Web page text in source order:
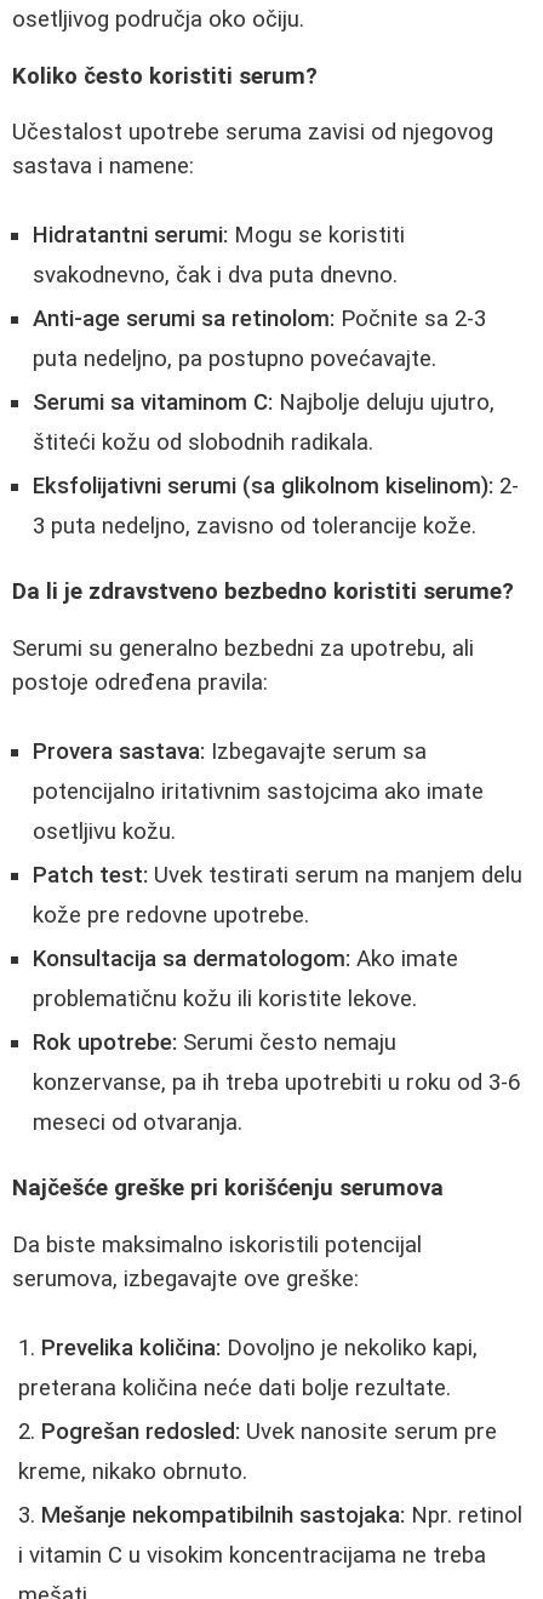
osetljivog područja oko očiju.
Koliko često koristiti serum?
Učestalost upotrebe seruma zavisi od njegovog
sastava i namene:
Hidratantni serumi: Mogu se koristiti
svakodnevno, čak i dva puta dnevno.
Anti-age serumi sa retinolom: Počnite sa 2-3
puta nedeljno, pa postupno povećavajte.
Serumi sa vitaminom C: Najbolje deluju ujutro,
štiteći kožu od slobodnih radikala.
Eksfolijativni serumi (sa glikolnom kiselinom): 2-
3 puta nedeljno, zavisno od tolerancije kože.
Da li je zdravstveno bezbedno koristiti serume?
Serumi su generalno bezbedni za upotrebu, ali
postoje određena pravila:
Provera sastava: Izbegavajte serum sa
potencijalno iritativnim sastojcima ako imate
osetljivu kožu.
Patch test: Uvek testirati serum na manjem delu
kože pre redovne upotrebe.
Konsultacija sa dermatologom: Ako imate
problematičnu kožu ili koristite lekove.
Rok upotrebe: Serumi često nemaju
konzervanse, pa ih treba upotrebiti u roku od 3-6
meseci od otvaranja.
Najčešće greške pri korišćenju serumova
Da biste maksimalno iskoristili potencijal
serumova, izbegavajte ove greške:
Prevelika količina: Dovoljno je nekoliko kapi,
preterana količina neće dati bolje rezultate.
Pogrešan redosled: Uvek nanosite serum pre
kreme, nikako obrnuto.
Mešanje nekompatibilnih sastojaka: Npr. retinol
i vitamin C u visokim koncentracijama ne treba